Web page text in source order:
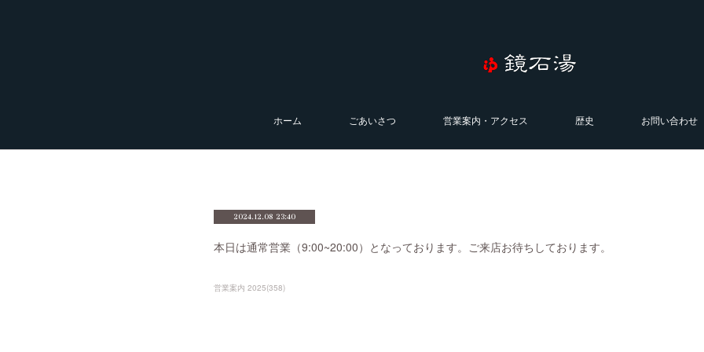
ホーム ごあいさつ 営業案内・アクセス 歴史 お問い合わせ
2024.12.08 23:40
本日は通常営業（9:00~20:00）となっております。ご来店お待ちしております。
営業案内 2025(358)